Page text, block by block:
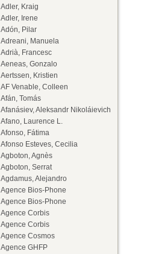
Adler, Kraig
Adler, Irene
Adón, Pilar
Adreani, Manuela
Adrià, Francesc
Aeneas, Gonzalo
Aertssen, Kristien
AF Venable, Colleen
Afán, Tomás
Afanásiev, Aleksandr Nikoláievich
Afano, Laurence L.
Afonso, Fátima
Afonso Esteves, Cecilia
Agboton, Agnès
Agboton, Serrat
Agdamus, Alejandro
Agence Bios-Phone
Agence Bios-Phone
Agence Corbis
Agence Corbis
Agence Cosmos
Agence GHFP